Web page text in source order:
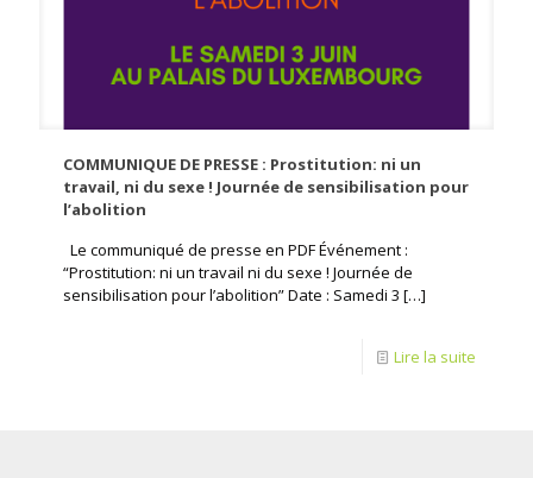
COMMUNIQUE DE PRESSE : Prostitution: ni un
travail, ni du sexe ! Journée de sensibilisation pour
l’abolition
Le communiqué de presse en PDF Événement :
“Prostitution: ni un travail ni du sexe ! Journée de
sensibilisation pour l’abolition” Date : Samedi 3 […]
Lire la suite